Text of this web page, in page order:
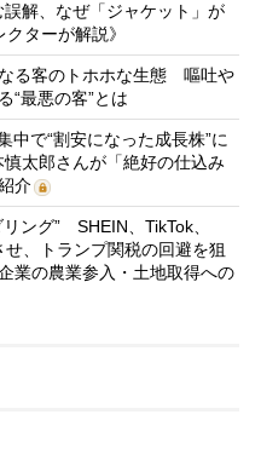
解、なぜ「ジャケット」が
ターが解説》
る客のトホホな生態 嘔吐や
“最悪の客”とは
中で“割安になった成長株”に
太郎さんが「絶好の仕込み
介
ング” SHEIN、TikTok、
、トランプ関税の回避を狙
業の農業参入・土地取得への